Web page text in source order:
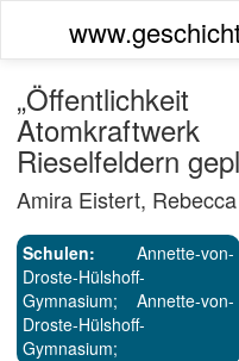
Rieselfeldern
Amira Eistert,
Schulen: Annette-von-
Droste-Hülshoff-
Gymnasium; Annette-von-
Droste-Hülshoff-
Gymnasium;